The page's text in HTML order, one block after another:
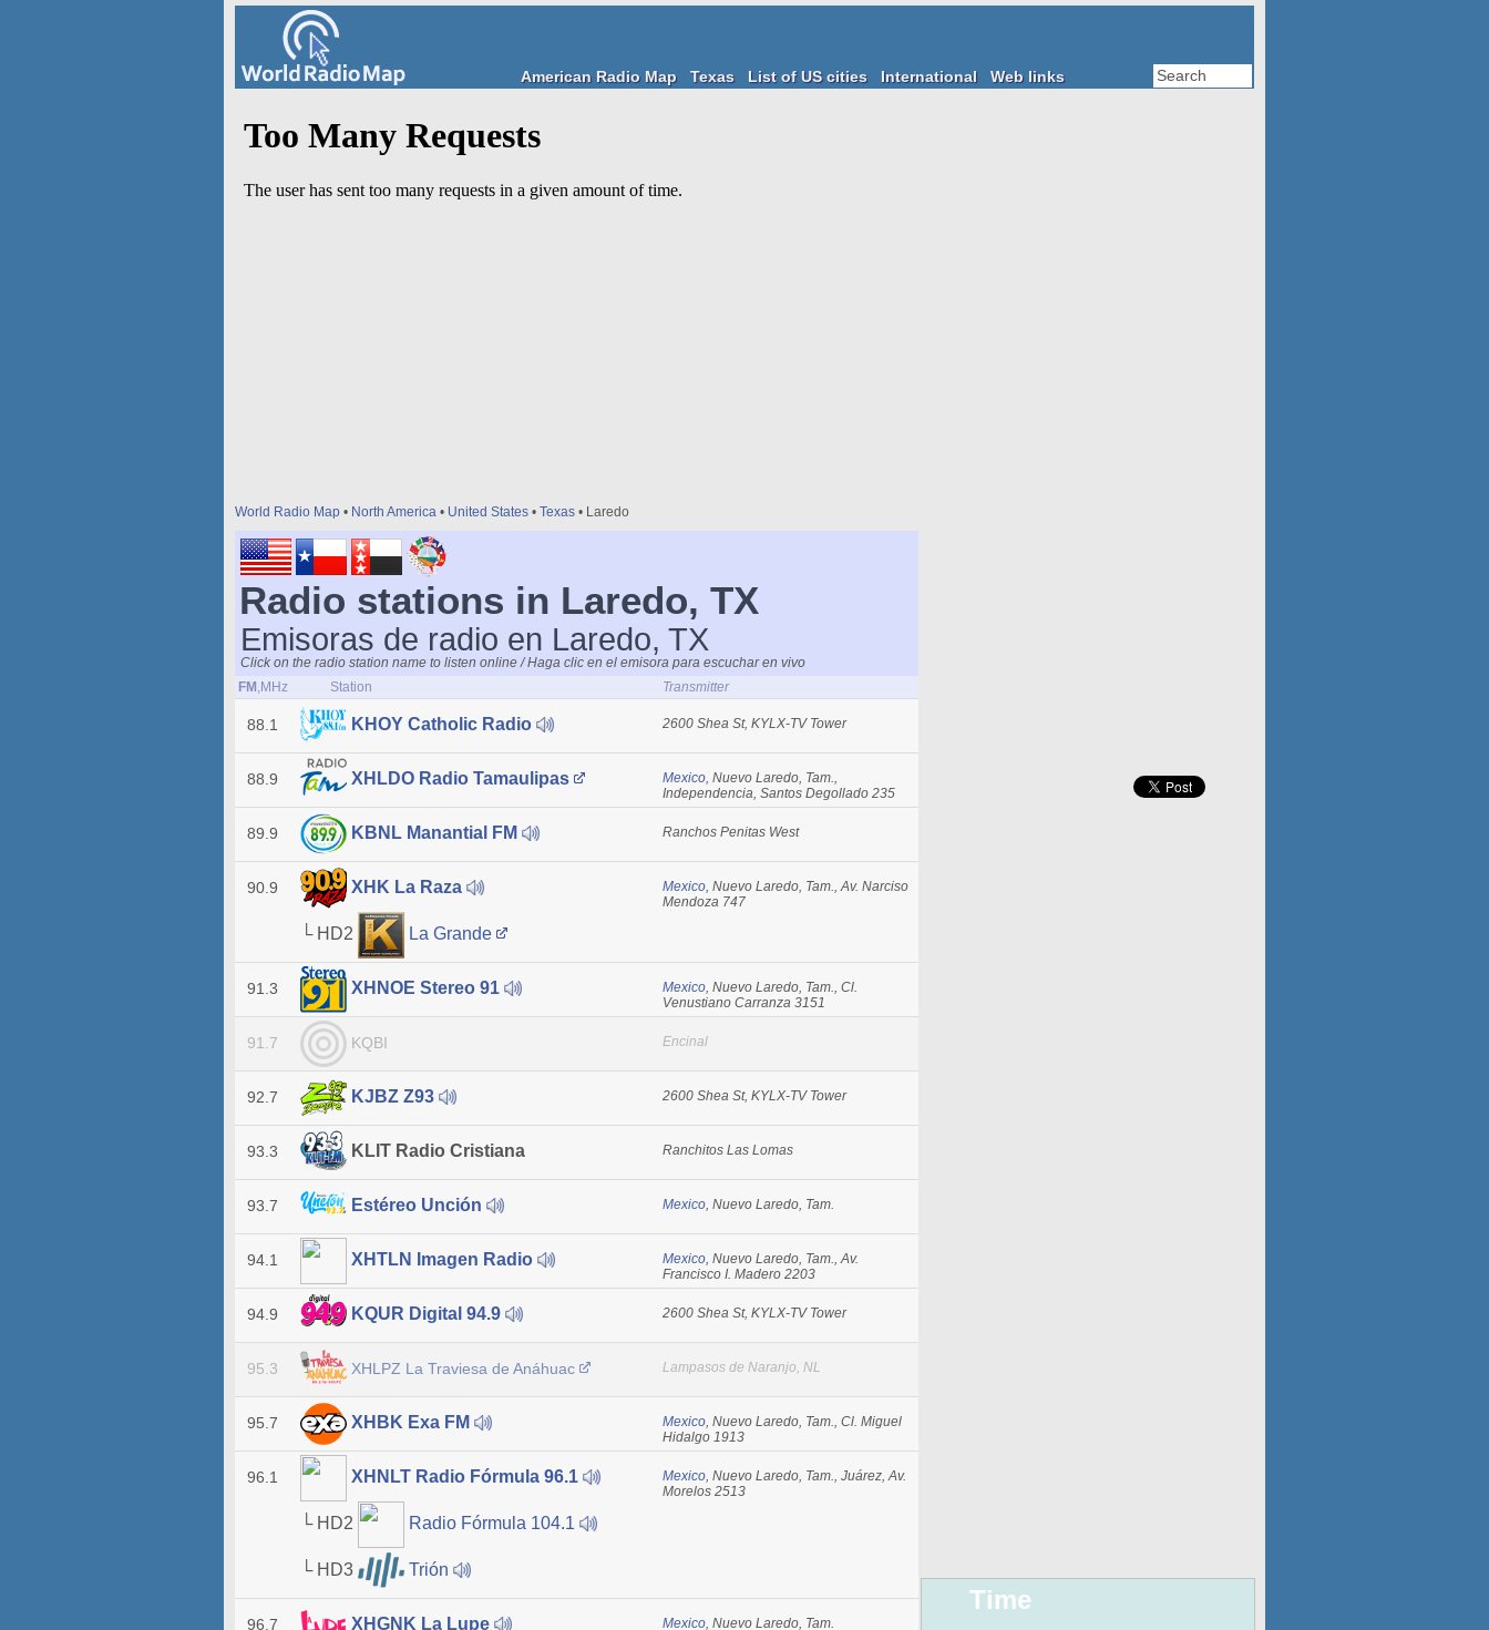
American Radio Map Texas List of US cities International Web links
World Radio Map • North America • United States • Texas • Laredo
Radio stations in Laredo, TX
Emisoras de radio en Laredo, TX
Click on the radio station name to listen online / Haga clic en el emisora para escuchar en vivo
FM ,MHz Station Transmitter
88.1 KHOY Catholic Radio 2600 Shea St, KYLX-TV Tower
88.9 XHLDO Radio Tamaulipas Mexico, Nuevo Laredo, Tam.,
Independencia, Santos Degollado 235
89.9 KBNL Manantial FM Ranchos Penitas West
90.9 XHK La Raza
└ HD2 La Grande
Mexico, Nuevo Laredo, Tam., Av. Narciso
Mendoza 747
91.3 XHNOE Stereo 91 Mexico, Nuevo Laredo, Tam., Cl.
Venustiano Carranza 3151
91.7 KQBI Encinal
92.7 KJBZ Z93 2600 Shea St, KYLX-TV Tower
93.3 KLIT Radio Cristiana Ranchitos Las Lomas
93.7 Estéreo Unción Mexico, Nuevo Laredo, Tam.
94.1 XHTLN Imagen Radio Mexico, Nuevo Laredo, Tam., Av.
Francisco I. Madero 2203
94.9 KQUR Digital 94.9 2600 Shea St, KYLX-TV Tower
95.3 XHLPZ La Traviesa de Anáhuac Lampasos de Naranjo, NL
95.7 XHBK Exa FM Mexico, Nuevo Laredo, Tam., Cl. Miguel
Hidalgo 1913
96.1 XHNLT Radio Fórmula 96.1
└ HD2 Radio Fórmula 104.1
└ HD3 Trión
Mexico, Nuevo Laredo, Tam., Juárez, Av.
Morelos 2513
96.7 XHGNK La Lupe Mexico, Nuevo Laredo, Tam.
Time